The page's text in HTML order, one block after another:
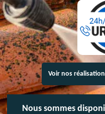
Voir nos
Nous sommes